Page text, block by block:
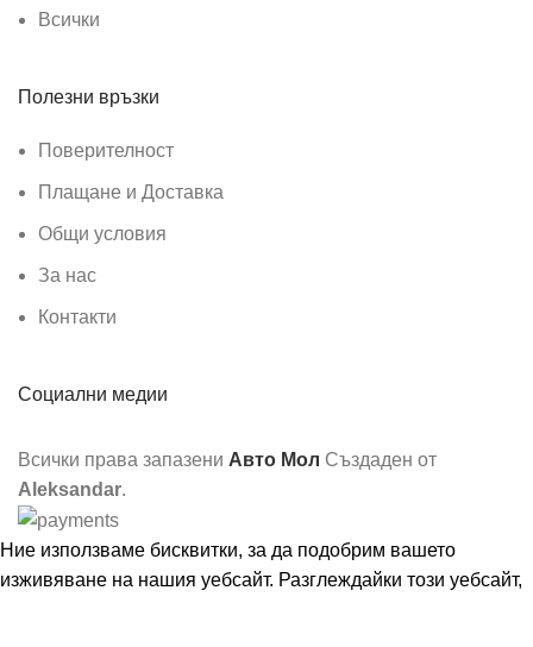
Всички
Полезни връзки
Поверителност
Плащане и Доставка
Общи условия
За нас
Контакти
Социални медии
Всички права запазени Авто Мол Създаден от
Aleksandar.
Ние използваме бисквитки, за да подобрим вашето
изживяване на нашия уебсайт. Разглеждайки този уебсайт,